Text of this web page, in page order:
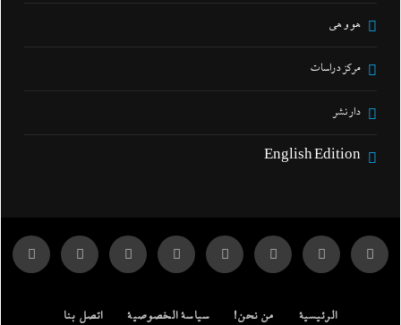
هو و هي
مركز دراسات
دار نشر
English Edition
الرئيسية من نحن! سياسة الخصوصية اتصل بنا